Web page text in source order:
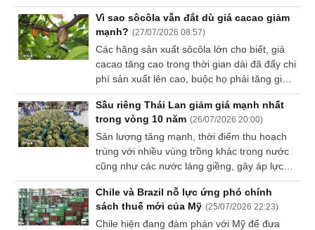
2026 lần lượt đạt 3,800 tỷ đồng và 5,773 tỷ
đồng, tương ứng gấp 2.3 lần và 2.2 lần cùng
kỳ.
Vì sao sôcôla vẫn đắt dù giá cacao giảm
mạnh? (27/07/2026 08:57)
Các hãng sản xuất sôcôla lớn cho biết, giá
cacao tăng cao trong thời gian dài đã đẩy chi
phí sản xuất lên cao, buộc họ phải tăng giá
bán, khiến người tiêu dùng mua ít sôcôla
hơn.
Sầu riêng Thái Lan giảm giá mạnh nhất
trong vòng 10 năm (26/07/2026 20:00)
Sản lượng tăng mạnh, thời điểm thu hoạch
trùng với nhiều vùng trồng khác trong nước
cũng như các nước láng giềng, gây áp lực
lớn lên thị trường tiêu thụ của sầu riêng Thái
Lan.
Chile và Brazil nỗ lực ứng phó chính
sách thuế mới của Mỹ (25/07/2026 22:23)
Chile hiện đang đàm phán với Mỹ để đưa